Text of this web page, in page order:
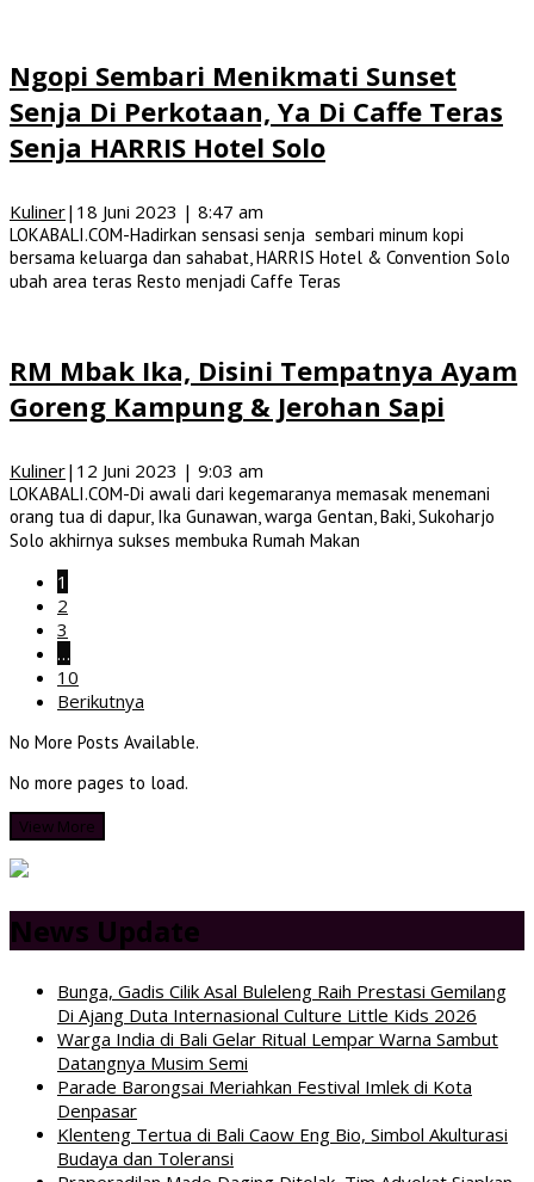
Ngopi Sembari Menikmati Sunset
Senja Di Perkotaan, Ya Di Caffe Teras
Senja HARRIS Hotel Solo
Kuliner| 18 Juni 2023 | 8:47 am
LOKABALI.COM-Hadirkan sensasi senja sembari minum kopi
bersama keluarga dan sahabat, HARRIS Hotel & Convention Solo
ubah area teras Resto menjadi Caffe Teras
RM Mbak Ika, Disini Tempatnya Ayam
Goreng Kampung & Jerohan Sapi
Kuliner| 12 Juni 2023 | 9:03 am
LOKABALI.COM-Di awali dari kegemaranya memasak menemani
orang tua di dapur, Ika Gunawan, warga Gentan, Baki, Sukoharjo
Solo akhirnya sukses membuka Rumah Makan
1
2
3
…
10
Berikutnya
No More Posts Available.
No more pages to load.
View More
News Update
Bunga, Gadis Cilik Asal Buleleng Raih Prestasi Gemilang
Di Ajang Duta Internasional Culture Little Kids 2026
Warga India di Bali Gelar Ritual Lempar Warna Sambut
Datangnya Musim Semi
Parade Barongsai Meriahkan Festival Imlek di Kota
Denpasar
Klenteng Tertua di Bali Caow Eng Bio, Simbol Akulturasi
Budaya dan Toleransi